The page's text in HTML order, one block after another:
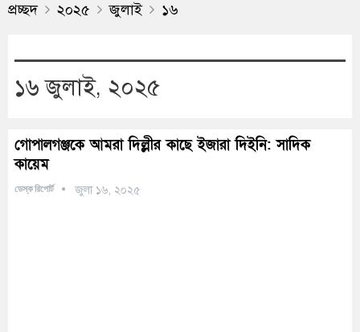
প্রচ্ছদ ২০২৫ জুলাই ১৬
১৬ জুলাই, ২০২৫
গোপালগঞ্জকে আমরা দিল্লীর কাছে ইজারা দিইনি: সাদিক
কায়েম
ডেস্ক রিপোর্ট জুলা ১৬, ২০২৫